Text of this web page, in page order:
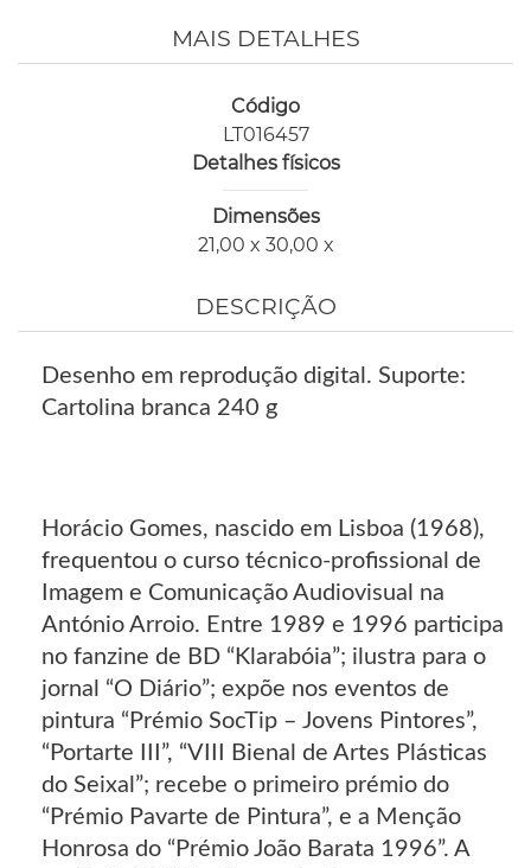
MAIS DETALHES
Código
LT016457
Detalhes físicos
Dimensões
21,00 x 30,00 x
DESCRIÇÃO
Desenho em reprodução digital. Suporte:
Cartolina branca 240 g
Horácio Gomes, nascido em Lisboa (1968),
frequentou o curso técnico-profissional de
Imagem e Comunicação Audiovisual na
António Arroio. Entre 1989 e 1996 participa
no fanzine de BD “Klarabóia”; ilustra para o
jornal “O Diário”; expõe nos eventos de
pintura “Prémio SocTip – Jovens Pintores”,
“Portarte III”, “VIII Bienal de Artes Plásticas
do Seixal”; recebe o primeiro prémio do
“Prémio Pavarte de Pintura”, e a Menção
Honrosa do “Prémio João Barata 1996”. A